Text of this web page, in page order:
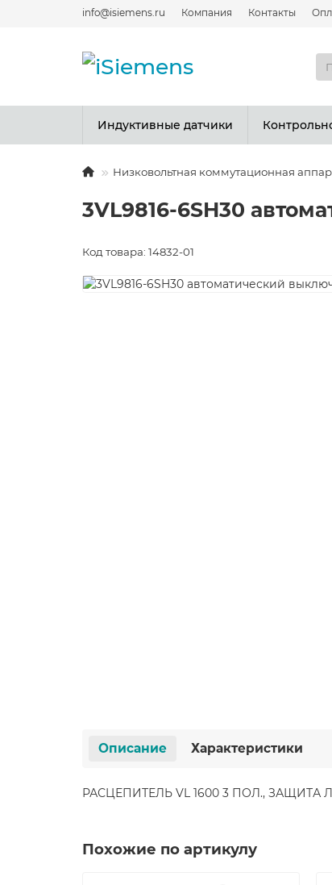
info@isiemens.ru Компания Контакты
Индуктивные датчики
Низковольтная коммутационная
3VL9816-6SH30
Код товара: 14832-01
Описание Характеристики
РАСЦЕПИТЕЛЬ VL 1600 3 ПОЛ., ЗАЩИТА
Похожие по артикулу